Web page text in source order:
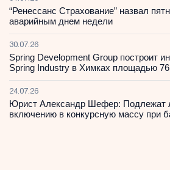
“Ренессанс Страхование” назвал
аварийным днем недели
30.07.26
Spring Development Group построит
Spring Industry в Химках площадью
24.07.26
Юрист Александр Шефер: Подлежат
включению в конкурсную массу при